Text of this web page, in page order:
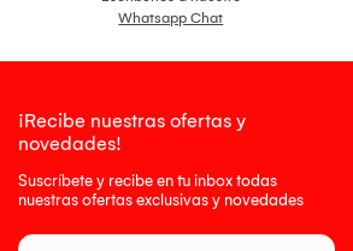
Whatsapp Chat
¡Recibe nuestras ofertas y
novedades!
Suscríbete y recibe en tu inbox todas
nuestras ofertas exclusivas y novedades